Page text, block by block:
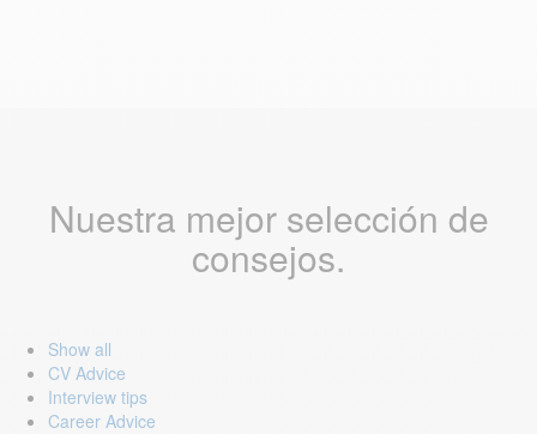
Nuestra mejor selección de
consejos.
Show all
CV Advice
Interview tips
Career Advice